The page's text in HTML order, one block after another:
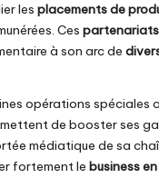
les placements de
Ces partenariats
à son arc de
opérations spéciales
de booster ses
médiatique de sa
fortement le business